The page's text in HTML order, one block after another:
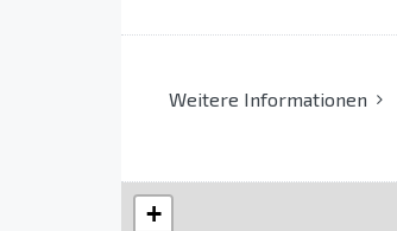
Weitere Informationen
+